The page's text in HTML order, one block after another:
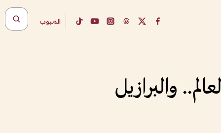
المبوب
والبرازيل